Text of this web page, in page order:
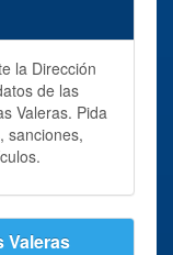
la Dirección
de las
Valeras. Pida
sanciones,
Valeras